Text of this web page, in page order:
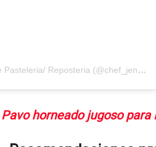
Una publicación compartida por Cursos de Pasteleria/ Reposteria (@chef_jenniferperez)
Pavo horneado jugoso para